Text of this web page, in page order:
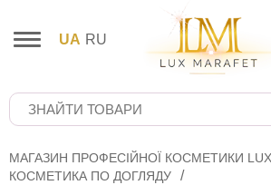
UA RU
МАГАЗИН ПРОФЕСІЙНОЇ КОСМЕТИКИ
КОСМЕТИКА ПО ДОГЛЯДУ